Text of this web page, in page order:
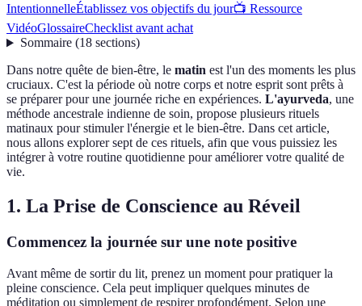
IntentionnelleÉtablissez vos objectifs du jour📺 Ressource
VidéoGlossaireChecklist avant achat
Sommaire(18 sections)
Dans notre quête de bien-être, le matin est l'un des moments les plus
cruciaux. C'est la période où notre corps et notre esprit sont prêts à
se préparer pour une journée riche en expériences. L'ayurveda, une
méthode ancestrale indienne de soin, propose plusieurs rituels
matinaux pour stimuler l'énergie et le bien-être. Dans cet article,
nous allons explorer sept de ces rituels, afin que vous puissiez les
intégrer à votre routine quotidienne pour améliorer votre qualité de
vie.
1. La Prise de Conscience au Réveil
Commencez la journée sur une note positive
Avant même de sortir du lit, prenez un moment pour pratiquer la
pleine conscience. Cela peut impliquer quelques minutes de
méditation ou simplement de respirer profondément. Selon une